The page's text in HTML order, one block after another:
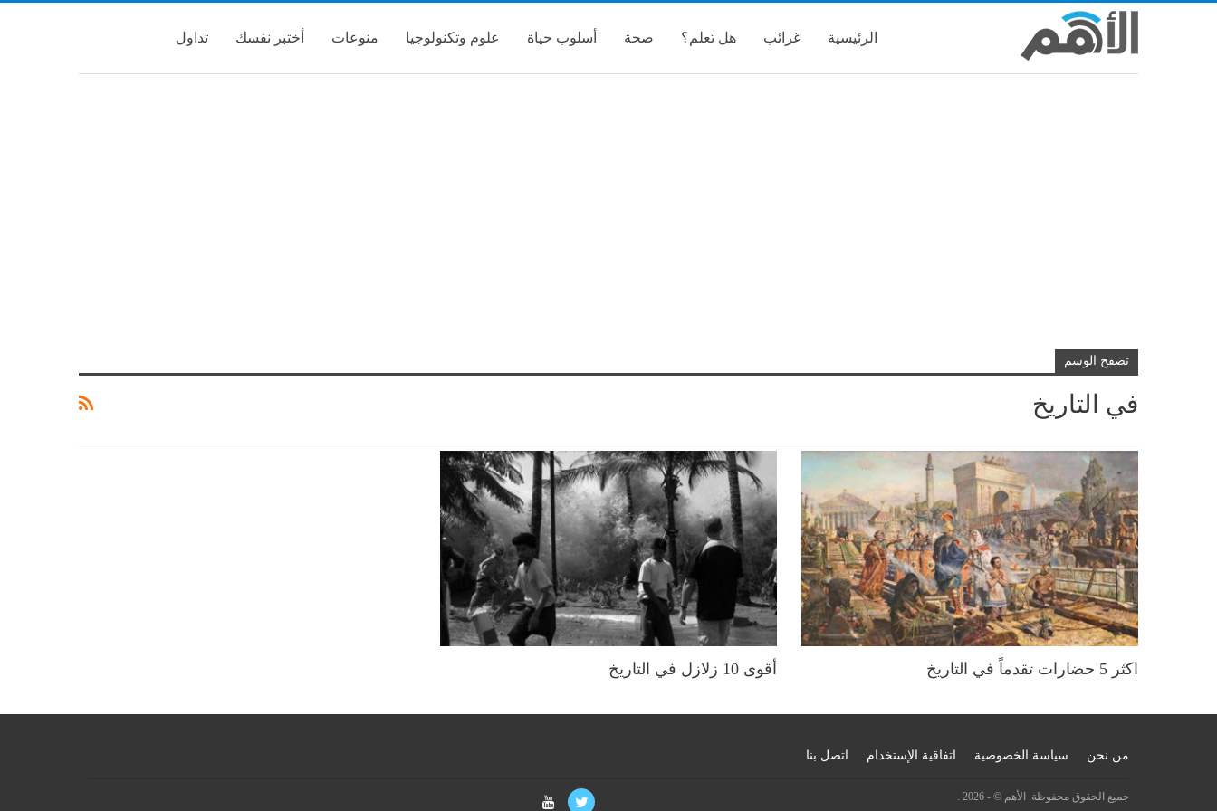
الرئيسية غرائب هل تعلم؟ صحة أسلوب حياة علوم وتكنولوجيا منوعات أختبر نفسك تداول
تصفح الوسم
في التاريخ
اكثر 5 حضارات تقدماً في التاريخ أقوى 10 زلازل في التاريخ
من نحن سياسة الخصوصية اتفاقية الإستخدام اتصل بنا
جميع الحقوق محفوظة. الأهم © - 2026 .